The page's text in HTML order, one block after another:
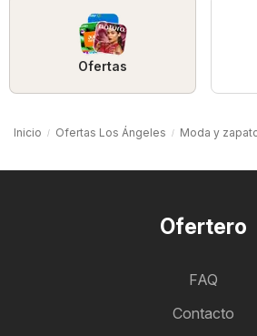
Ofertas
Inicio Ofertas Los Ángeles Moda y
Ofertero
FAQ
Contacto